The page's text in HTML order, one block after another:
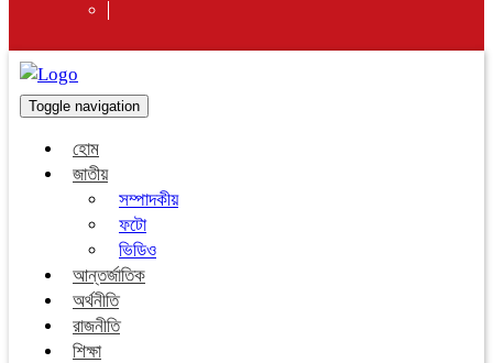
Toggle navigation
হোম
জাতীয়
সম্পাদকীয়
ফটো
ভিডিও
আন্তর্জাতিক
অর্থনীতি
রাজনীতি
শিক্ষা